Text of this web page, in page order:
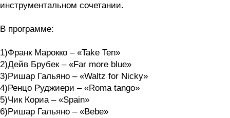
инструментальном сочетании.
В программе:
1)Франк Марокко – «Take Ten»
2)Дейв Брубек – «Far more blue»
3)Ришар Гальяно – «Waltz for Nicky»
4)Ренцо Руджиери – «Roma tango»
5)Чик Кориа – «Spain»
6)Ришар Гальяно – «Bebe»